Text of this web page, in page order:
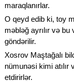
maraqlanırlar.
O qeyd edib ki, toy
məbləğ ayrılır və bu
göndərilir.
Xosrov Maştağalı
nümunəsi kimi
etdirirlər.